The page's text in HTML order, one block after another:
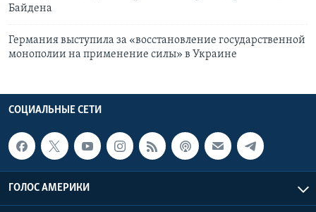
Байдена
Германия выступила за «восстановление государственной
монополии на применение силы» в Украине
СОЦИАЛЬНЫЕ СЕТИ
ГОЛОС АМЕРИКИ